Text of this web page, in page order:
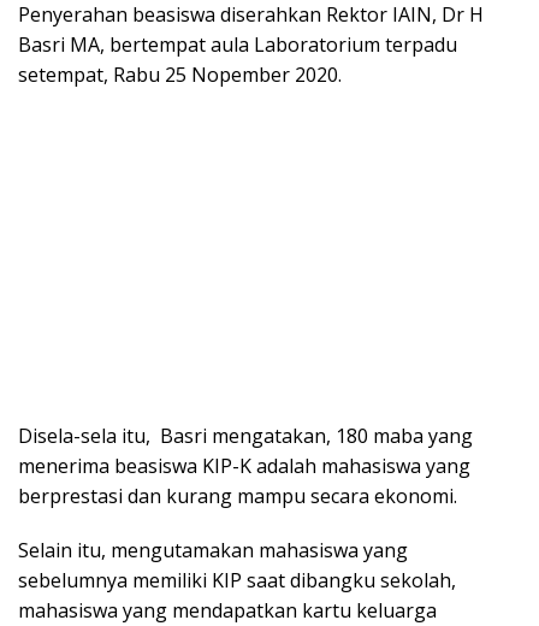
Penyerahan beasiswa diserahkan Rektor IAIN, Dr H
Basri MA, bertempat aula Laboratorium terpadu
setempat, Rabu 25 Nopember 2020.
Disela-sela itu, Basri mengatakan, 180 maba yang
menerima beasiswa KIP-K adalah mahasiswa yang
berprestasi dan kurang mampu secara ekonomi.
Selain itu, mengutamakan mahasiswa yang
sebelumnya memiliki KIP saat dibangku sekolah,
mahasiswa yang mendapatkan kartu keluarga